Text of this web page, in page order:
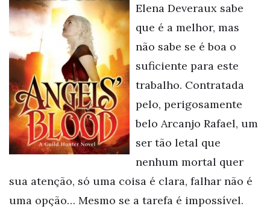
Elena Deveraux sabe
que é a melhor, mas
não sabe se é boa o
suficiente para este
trabalho. Contratada
pelo, perigosamente
belo Arcanjo Rafael, um
ser tão letal que
nenhum mortal quer
sua atenção, só uma coisa é clara, falhar não é
uma opção… Mesmo se a tarefa é impossível.